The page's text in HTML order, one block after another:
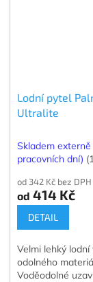
Lodní pytel
Ultralite
Skladem
pracovních dní)
od 342 Kč bez DPH
od 414 Kč
DETAIL
Velmi lehký lodní
odolného
Voděodolné